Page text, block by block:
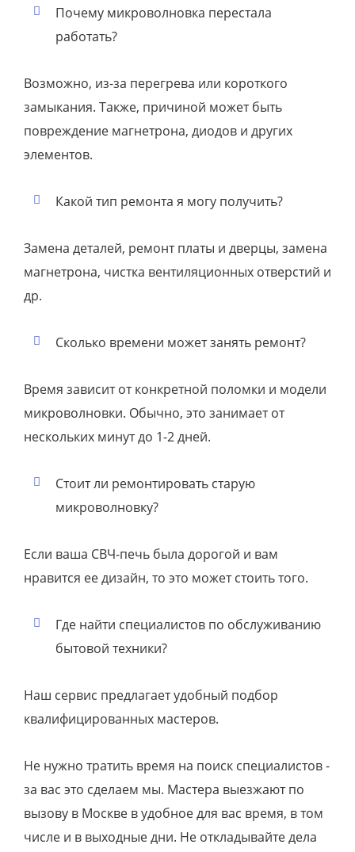
Почему микроволновка перестала
работать?
Возможно, из-за перегрева или короткого
замыкания. Также, причиной может быть
повреждение магнетрона, диодов и других
элементов.
Какой тип ремонта я могу получить?
Замена деталей, ремонт платы и дверцы, замена
магнетрона, чистка вентиляционных отверстий и
др.
Сколько времени может занять ремонт?
Время зависит от конкретной поломки и модели
микроволновки. Обычно, это занимает от
нескольких минут до 1-2 дней.
Стоит ли ремонтировать старую
микроволновку?
Если ваша СВЧ-печь была дорогой и вам
нравится ее дизайн, то это может стоить того.
Где найти специалистов по обслуживанию
бытовой техники?
Наш сервис предлагает удобный подбор
квалифицированных мастеров.
Не нужно тратить время на поиск специалистов -
за вас это сделаем мы. Мастера выезжают по
вызову в Москве в удобное для вас время, в том
числе и в выходные дни. Не откладывайте дела